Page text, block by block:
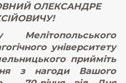
ОЛЕКСАНДРЕ
університету
прийміть
з нагоди Вашого